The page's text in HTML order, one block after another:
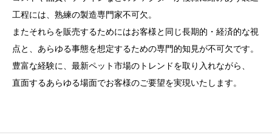
工程には、熟練の製造専門家不可欠。
またそれらを販売するためにはお客様と同じ長期的・経済的な視
点と、あらゆる事態を想定するための専門的知見が不可欠です。
豊富な経験に、最新ペット市場のトレンドを取り入れながら、
直面するあらゆる場面でお客様のご要望を実現いたします。